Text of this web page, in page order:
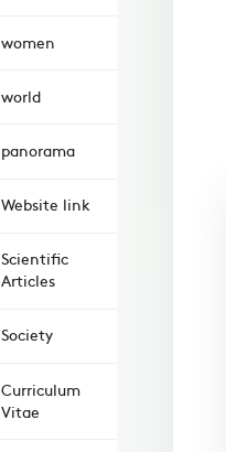
women
world
panorama
Website link
Scientific
Articles
Society
Curriculum
Vitae